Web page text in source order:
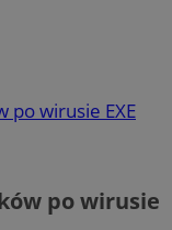
po wirusie EXE
po wirusie